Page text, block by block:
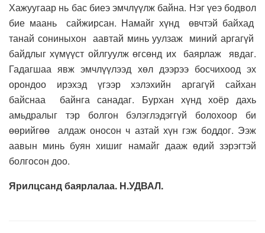
Хажуугаар нь бас биеэ эмчлүүлж байна. Нэг үеэ бодвол
бие маань сайжирсан. Намайг хүнд өвчтэй байхад
танай сониныхон аавтай минь уулзаж миний аргагүй
байдлыг хүмүүст ойлгуулж өгсөнд их баярлаж явдаг.
Гадагшаа явж эмчлүүлээд хөл дээрээ босчихоод эх
орондоо ирэхэд үгээр хэлэхийн аргагүй сайхан
байснаа байнга санадаг. Бурхан хүнд хоёр дахь
амьдралыг тэр болгон бэлэглэдэггүй болохоор би
өөрийгөө алдаж оносон ч азтай хүн гэж боддог. Ээж
аавын минь буян хишиг намайг дааж өдий зэрэгтэй
болгосон доо.
Ярилцсанд баярлалаа. Н.УДВАЛ.